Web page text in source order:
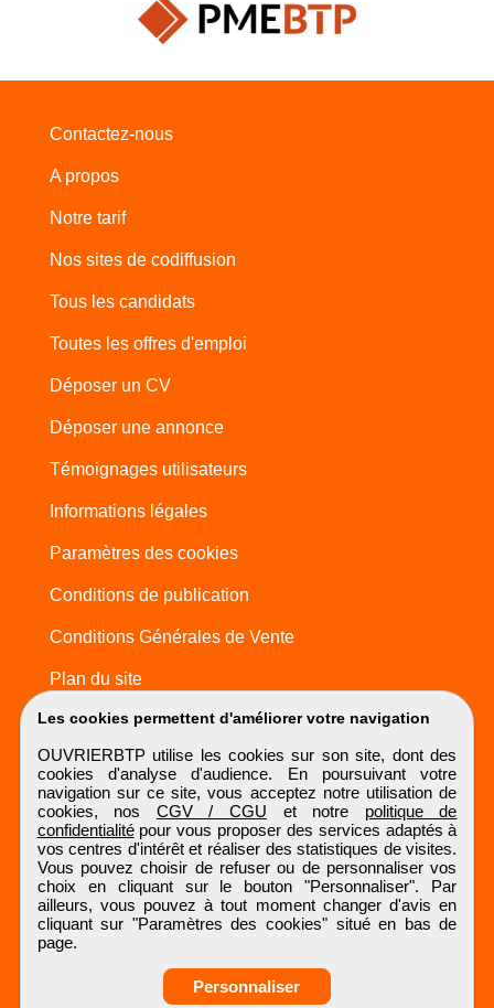
Les cookies permettent d'améliorer votre navigation
OUVRIERBTP utilise les cookies sur son site, dont des
cookies d'analyse d'audience. En poursuivant votre
navigation sur ce site, vous acceptez notre utilisation de
cookies, nos CGV / CGU et notre politique de
confidentialitépour vous proposer des services adaptés à
vos centres d'intérêt et réaliser des statistiques de visites.
Vous pouvez choisir de refuser ou de personnaliser vos
choix en cliquant sur le bouton "Personnaliser". Par
ailleurs, vous pouvez à tout moment changer d'avis en
cliquant sur "Paramètres des cookies" situé en bas de
page.
Personnaliser
Contactez-nous
A propos
Notre tarif
Nos sites de codiffusion
Tous les candidats
Toutes les offres d'emploi
Déposer un CV
Déposer une annonce
Témoignages utilisateurs
Informations légales
Paramètres des cookies
Conditions de publication
Conditions Générales de Vente
Plan du site